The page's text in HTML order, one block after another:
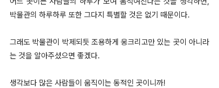
박물관의 하루하루 또한 그다지 특별할 것은 없기 때문이다.
그래도 박물관이 박제되듯 조용하게 웅크리고만 있는 곳이 아니라
는 것을 알아주셨으면 좋겠다.
생각보다 많은 사람들이 움직이는 동적인 곳이니까!